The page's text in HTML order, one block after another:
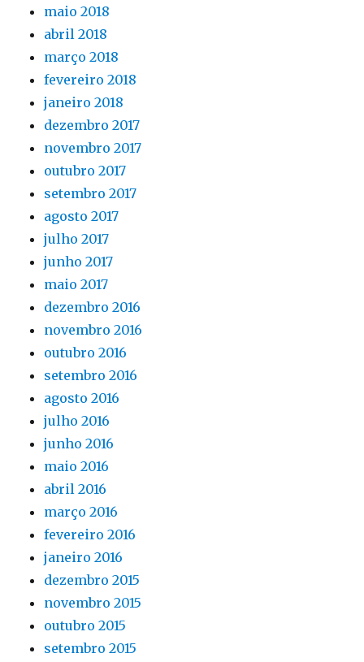
maio 2018
abril 2018
março 2018
fevereiro 2018
janeiro 2018
dezembro 2017
novembro 2017
outubro 2017
setembro 2017
agosto 2017
julho 2017
junho 2017
maio 2017
dezembro 2016
novembro 2016
outubro 2016
setembro 2016
agosto 2016
julho 2016
junho 2016
maio 2016
abril 2016
março 2016
fevereiro 2016
janeiro 2016
dezembro 2015
novembro 2015
outubro 2015
setembro 2015